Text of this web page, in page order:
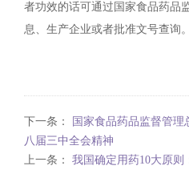
者功效的话可通过国家食品药品
息、生产企业或者批准文号查询。
下一条：
国家食品药品监督管
八届三中全会精神
上一条： 我国确定用药10大原则